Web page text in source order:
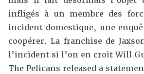
infligés à un membre des
incident domestique, une
coopérer. La franchise de
l’incident si l’on en croit Will
The Pelicans released a